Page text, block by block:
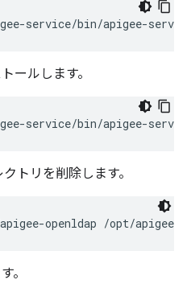
service/bin/apigee-
ールします。
service/bin/apigee-
トリを削除します。
openldap /opt/apigee/
。